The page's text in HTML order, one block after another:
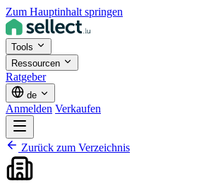
Zum Hauptinhalt springen
Tools
Ressourcen
Ratgeber
de
Anmelden Verkaufen
Zurück zum Verzeichnis